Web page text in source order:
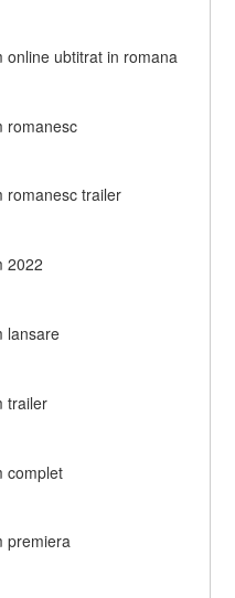
online ubtitrat in romana
romanesc
romanesc trailer
2022
lansare
trailer
complet
premiera